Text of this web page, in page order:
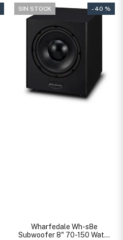
SIN STOCK - 40 %
Wharfedale Wh-s8e
Subwoofer 8" 70-150 Watts